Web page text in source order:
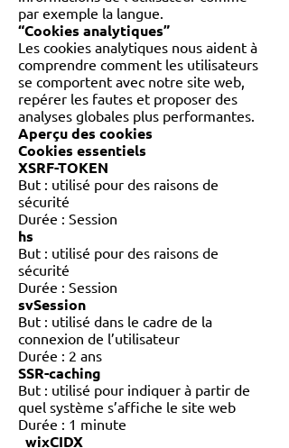
par exemple la langue.
“Cookies analytiques”
Les cookies analytiques nous aident à
comprendre comment les utilisateurs
se comportent avec notre site web,
repérer les fautes et proposer des
analyses globales plus performantes.
Aperçu des cookies
Cookies essentiels
XSRF-TOKEN
But : utilisé pour des raisons de
sécurité
Durée : Session
hs
But : utilisé pour des raisons de
sécurité
Durée : Session
svSession
But : utilisé dans le cadre de la
connexion de l’utilisateur
Durée : 2 ans
SSR-caching
But : utilisé pour indiquer à partir de
quel système s’affiche le site web
Durée : 1 minute
_wixCIDX